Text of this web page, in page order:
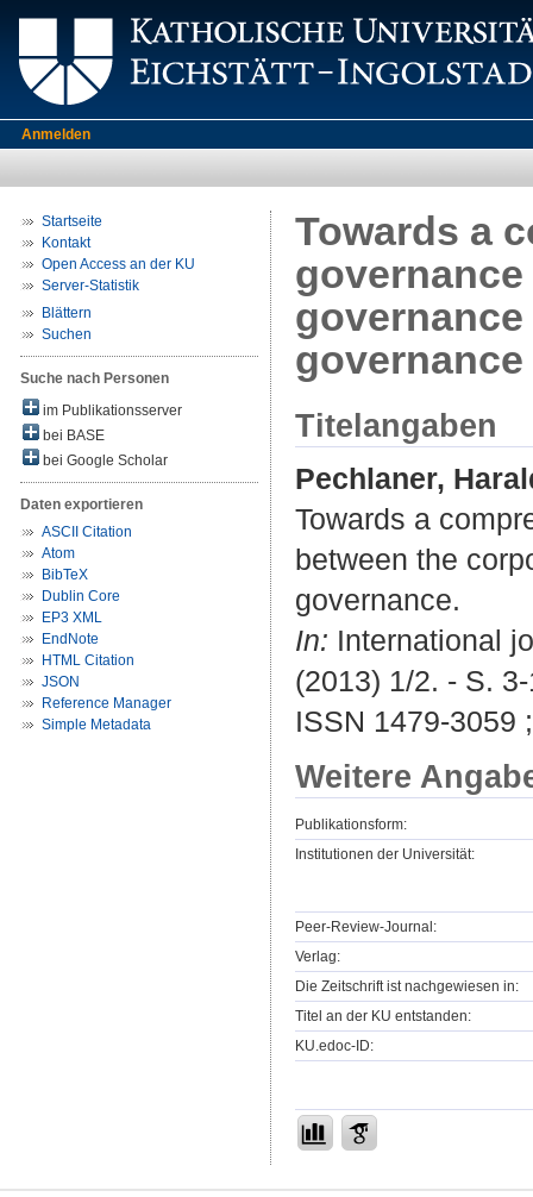
Anmelden
Startseite
Kontakt
Open Access an der KU
Server-Statistik
Blättern
Suchen
Suche nach Personen
im Publikationsserver
bei BASE
bei Google Scholar
Daten exportieren
ASCII Citation
Atom
BibTeX
Dublin Core
EP3 XML
EndNote
HTML Citation
JSON
Reference Manager
Simple Metadata
Towards a
governance
Titelangaben
Pechlaner,
Towards a
between the
governance.
In: International
(2013) 1/2. - S.
ISSN 1479-3059
Weitere
Publikationsform:
Institutionen der Universität:
Peer-Review-Journal:
Verlag:
Die Zeitschrift ist nachgewiesen in:
Titel an der KU entstanden:
KU.edoc-ID: